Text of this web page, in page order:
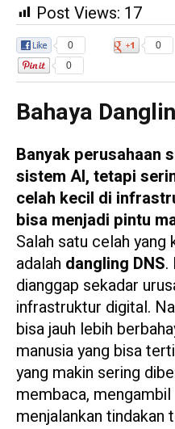
Post Views: 17
0 0
0
Bahaya
Banyak perusahaan
sistem AI, tetapi
celah kecil di
bisa menjadi pintu
Salah satu celah
adalah dangling DNS.
dianggap sekadar
infrastruktur digital.
bisa jauh lebih
manusia yang bisa
yang makin sering
membaca,
menjalankan tindakan